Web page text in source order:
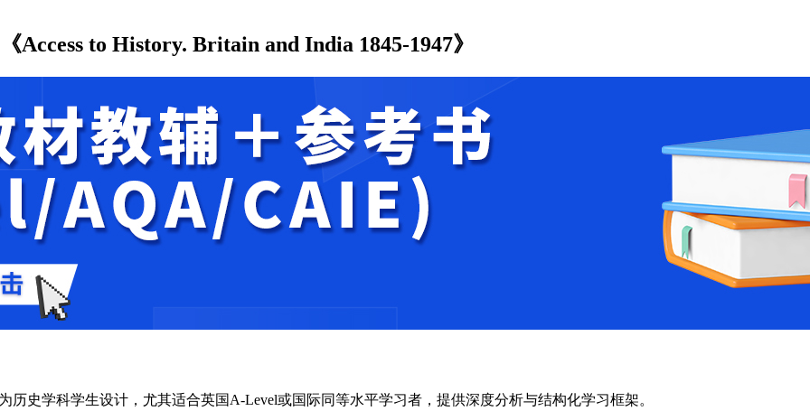
to History. Britain and India 1845-1947》
历史学科学生设计，尤其适合英国A-Level或国际同等水平学习者，提供深度分析与结构化学习框架。